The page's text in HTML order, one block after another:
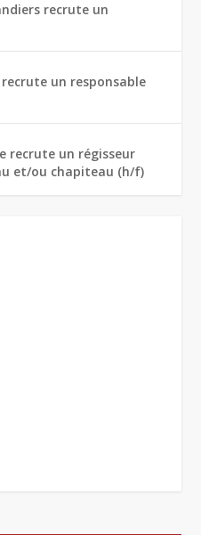
recrute un
un responsable
recrute un régisseur
et/ou chapiteau (h/f)